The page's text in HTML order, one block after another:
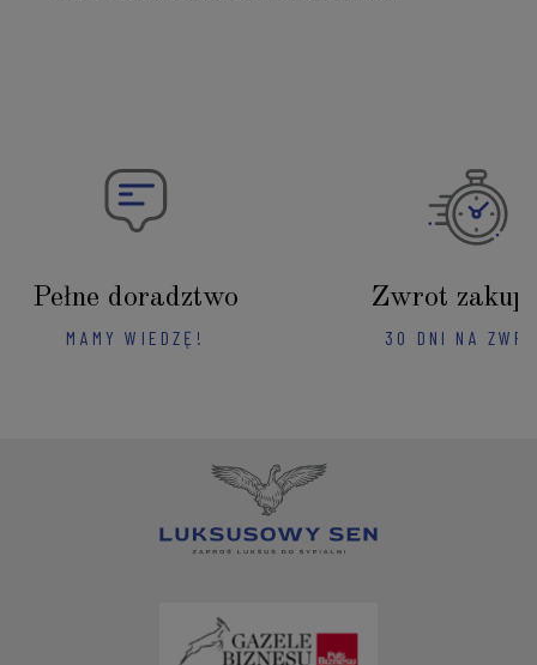
Pełne doradztwo
MAMY WIEDZĘ!
Zwrot
30 DNI NA